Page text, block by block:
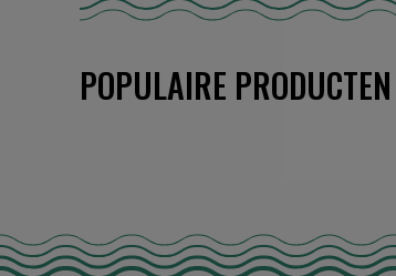
POPULAIRE PRODUCTEN